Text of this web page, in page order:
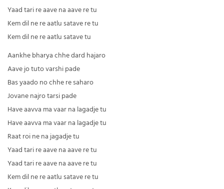
Yaad tari re aave na aave re tu
Kem dil ne re aatlu satave re tu
Kem dil ne re aatlu satave tu
Aankhe bharya chhe dard hajaro
Aave jo tuto varshi pade
Bas yaado no chhe re saharo
Jovane najro tarsi pade
Have aavva ma vaar na lagadje tu
Have aavva ma vaar na lagadje tu
Raat roi ne na jagadje tu
Yaad tari re aave na aave re tu
Yaad tari re aave na aave re tu
Kem dil ne re aatlu satave re tu